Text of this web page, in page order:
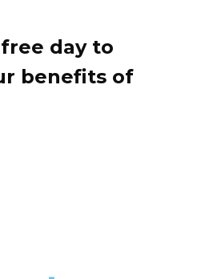
day to
benefits of